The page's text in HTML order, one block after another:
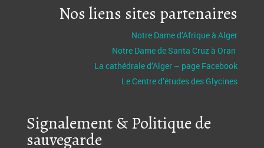
Nos liens sites partenaires
Notre Dame d’Afrique à Alger
Notre Dame de Santa Cruz à Oran
La cathédrale d’Alger – page Facebook
Le Centre d’études des Glycines
Signalement & Politique de
sauvegarde